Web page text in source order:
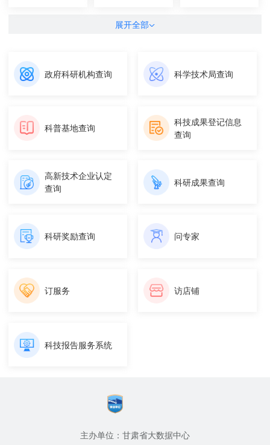
展开全部
政府科研机构查询 科学技术局查询
科普基地查询
科技成果登记信息
查询
高新技术企业认定
查询
科研成果查询
科研奖励查询 问专家
订服务 访店铺
科技报告服务系统
主办单位：甘肃省大数据中心